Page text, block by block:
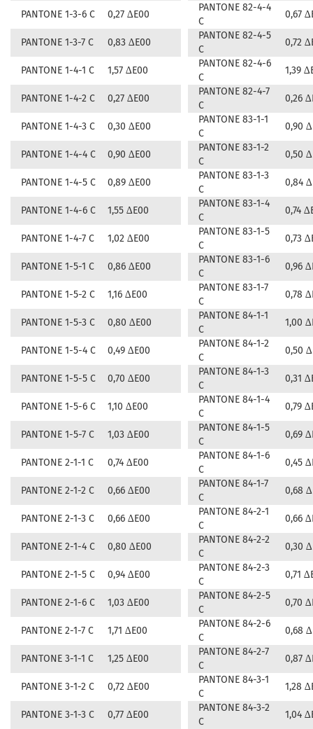
PANTONE 1-3-6 C 0,27 ∆E00
PANTONE 82-4-4
C
0,67
PANTONE 1-3-7 C 0,83 ∆E00
PANTONE 82-4-5
C
0,72
PANTONE 1-4-1 C 1,57 ∆E00
PANTONE 82-4-6
C
1,39
PANTONE 1-4-2 C 0,27 ∆E00
PANTONE 82-4-7
C
0,26
PANTONE 1-4-3 C 0,30 ∆E00
PANTONE 83-1-1
C
0,90
PANTONE 1-4-4 C 0,90 ∆E00
PANTONE 83-1-2
C
0,50
PANTONE 1-4-5 C 0,89 ∆E00
PANTONE 83-1-3
C
0,84
PANTONE 1-4-6 C 1,55 ∆E00
PANTONE 83-1-4
C
0,74
PANTONE 1-4-7 C 1,02 ∆E00
PANTONE 83-1-5
C
0,73
PANTONE 1-5-1 C 0,86 ∆E00
PANTONE 83-1-6
C
0,96
PANTONE 1-5-2 C 1,16 ∆E00
PANTONE 83-1-7
C
0,78
PANTONE 1-5-3 C 0,80 ∆E00
PANTONE 84-1-1
C
1,00
PANTONE 1-5-4 C 0,49 ∆E00
PANTONE 84-1-2
C
0,50
PANTONE 1-5-5 C 0,70 ∆E00
PANTONE 84-1-3
C
0,31
PANTONE 1-5-6 C 1,10 ∆E00
PANTONE 84-1-4
C
0,79
PANTONE 1-5-7 C 1,03 ∆E00
PANTONE 84-1-5
C
0,69
PANTONE 2-1-1 C 0,74 ∆E00
PANTONE 84-1-6
C
0,45
PANTONE 2-1-2 C 0,66 ∆E00
PANTONE 84-1-7
C
0,68
PANTONE 2-1-3 C 0,66 ∆E00
PANTONE 84-2-1
C
0,66
PANTONE 2-1-4 C 0,80 ∆E00
PANTONE 84-2-2
C
0,30
PANTONE 2-1-5 C 0,94 ∆E00
PANTONE 84-2-3
C
0,71
PANTONE 2-1-6 C 1,03 ∆E00
PANTONE 84-2-5
C
0,70
PANTONE 2-1-7 C 1,71 ∆E00
PANTONE 84-2-6
C
0,68
PANTONE 3-1-1 C 1,25 ∆E00
PANTONE 84-2-7
C
0,87
PANTONE 3-1-2 C 0,72 ∆E00
PANTONE 84-3-1
C
1,28
PANTONE 3-1-3 C 0,77 ∆E00
PANTONE 84-3-2
C
1,04